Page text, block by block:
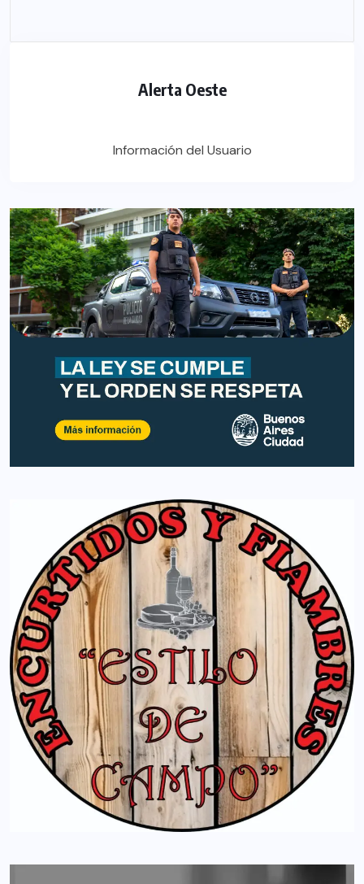
Alerta Oeste
Información del Usuario